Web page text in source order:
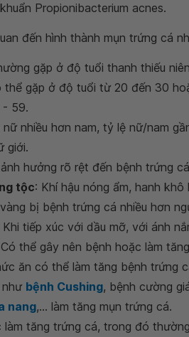
Propionibacterium acnes.
đến hình thành mụn trứng cá
gặp ở độ tuổi thanh thiếu
thể gặp ở độ tuổi từ 20 đến 30
- 59.
nhiều hơn nam, tỷ lệ nữ/nam
giới.
hưởng rõ rệt đến bệnh trứng
tộc: Khí hậu nóng ẩm, hanh
bị bệnh trứng cá nhiều hơn
Khi tiếp xúc với dầu mỡ, với ánh
thể gây nên bệnh hoặc làm
ăn có thể làm tăng bệnh trứng
như bệnh Cushing, bệnh cường
nang,... làm tăng mụn trứng cá.
tăng trứng cá, trong đó